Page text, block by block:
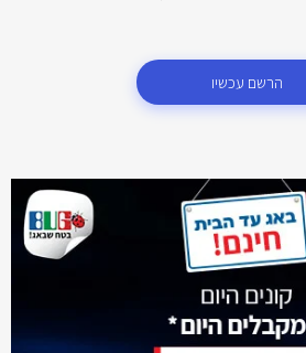
הרשם עכשיו